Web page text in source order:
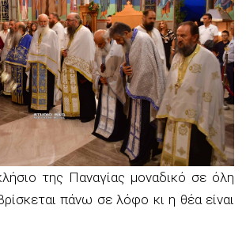
της Παναγίας μοναδικό σε όλη
πάνω σε λόφο κι η θέα είναι